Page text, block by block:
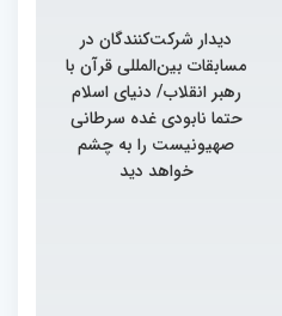
دیدار شرکت‌کنندگان در
مسابقات بین‌المللی قرآن با
رهبر انقلاب/ دنیای اسلام
حتما نابودی غده سرطانی
صهیونیست را به چشم
خواهد دید